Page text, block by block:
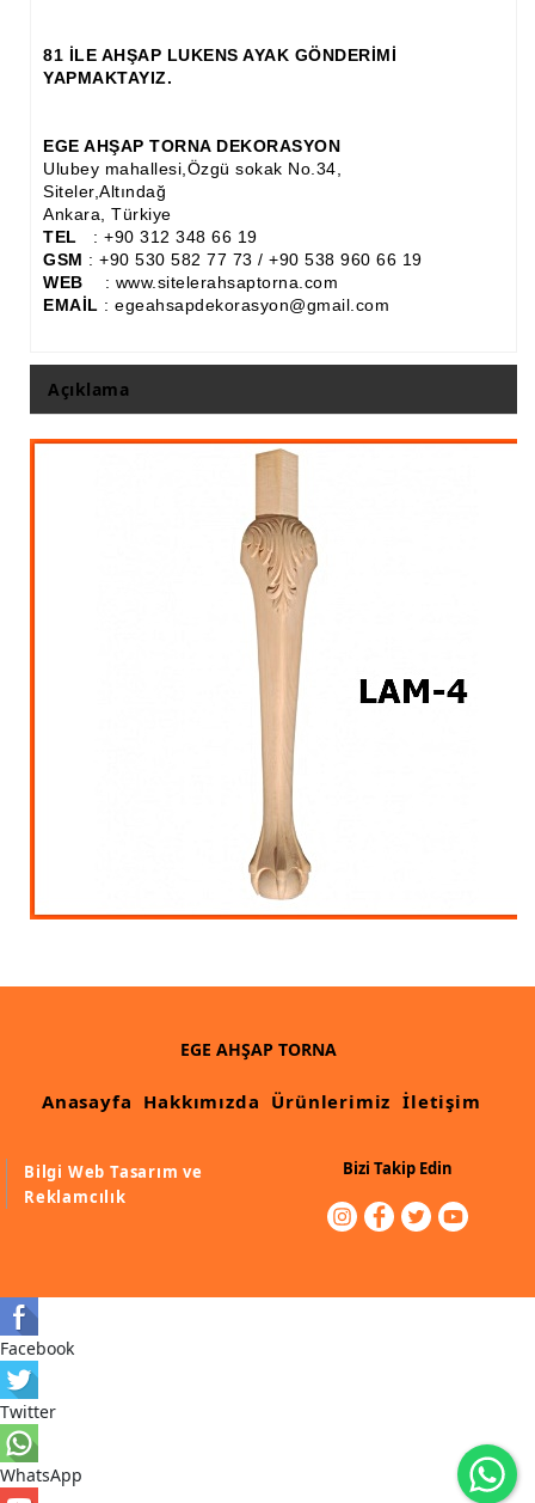
Kartonpiyer Kapı Vitrin Çıtaları
Kontra Mdf Cnc Seperatör
Kontraplak Aplik İmalatı Modelleri
Köşe ve Kartonpiyer Profilleri
Lambri Kapı Kavisleri
Masif Oymalı Modeller
Muz Dilimi Rozet, Piramit İmalatı, Modelleri
Ahşap Oymalı Dekoratif Köşe İmalatı, Modelleri
Ahşap Saçak Çıta İmalatı Modelleri
Havalı ve Estetik Dekoratif Ürün İmalatı, Modelleri
Ham Ahşap Avangard Dolap Koltuk Ayak İmalatı Modelleri
Ham Ahşap Avangard Sehpa, Sandalye, Puf Ayakları İmalatı,
81 İLE AHŞAP LUKENS AYAK GÖNDERİMİ
YAPMAKTAYIZ.
EGE AHŞAP TORNA DEKORASYON
Ulubey mahallesi,Özgü sokak No.34,
Siteler,Altındağ
Ankara, Türkiye
TEL : +90 312 348 66 19
GSM : +90 530 582 77 73 / +90 538 960 66 19
WEB : www.sitelerahsaptorna.com
EMAİL : egeahsapdekorasyon@gmail.com
Açıklama
EGE AHŞAP TORNA
Anasayfa Hakkımızda Ürünlerimiz İletişim
Bilgi Web Tasarım ve
Reklamcılık
Bizi Takip Edin
Facebook
Twitter
WhatsApp